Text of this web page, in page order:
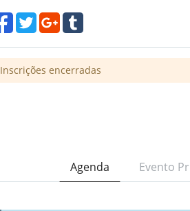
Inscrições encerradas
Agenda Evento